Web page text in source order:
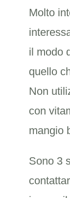
Molto
il modo
quello
Non
con
mangio
Sono 3